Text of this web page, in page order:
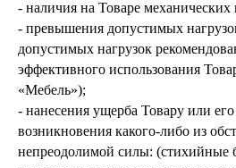
- наличия на Товаре
- превышения допустимых
допустимых нагрузок
эффективного использования
«Мебель»);
- нанесения ущерба Товару или его
возникновения какого-либо из
непреодолимой силы: (стихийные